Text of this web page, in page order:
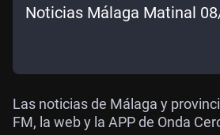
Noticias Málaga Matinal
Las noticias de Málaga y
FM, la web y la APP de Onda